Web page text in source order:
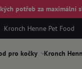
potřeb za maximální
Kronch Henne Pet Food
pro kočky Kronch